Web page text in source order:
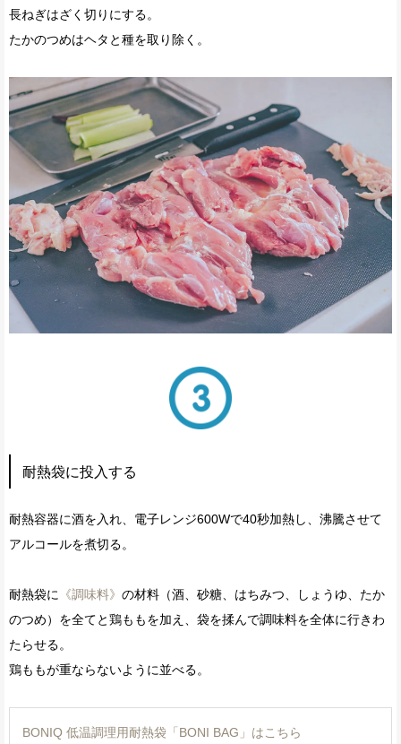
長ねぎはざく切りにする。
たかのつめはヘタと種を取り除く。
耐熱袋に投入する
耐熱容器に酒を入れ、電子レンジ600Wで40秒加熱し、沸騰させて
アルコールを煮切る。
耐熱袋に 《調味料》 の材料（酒、砂糖、はちみつ、しょうゆ、たか
のつめ）を全てと鶏ももを加え、袋を揉んで調味料を全体に行きわ
たらせる。
鶏ももが重ならないように並べる。
BONIQ 低温調理用耐熱袋「BONI BAG」はこちら